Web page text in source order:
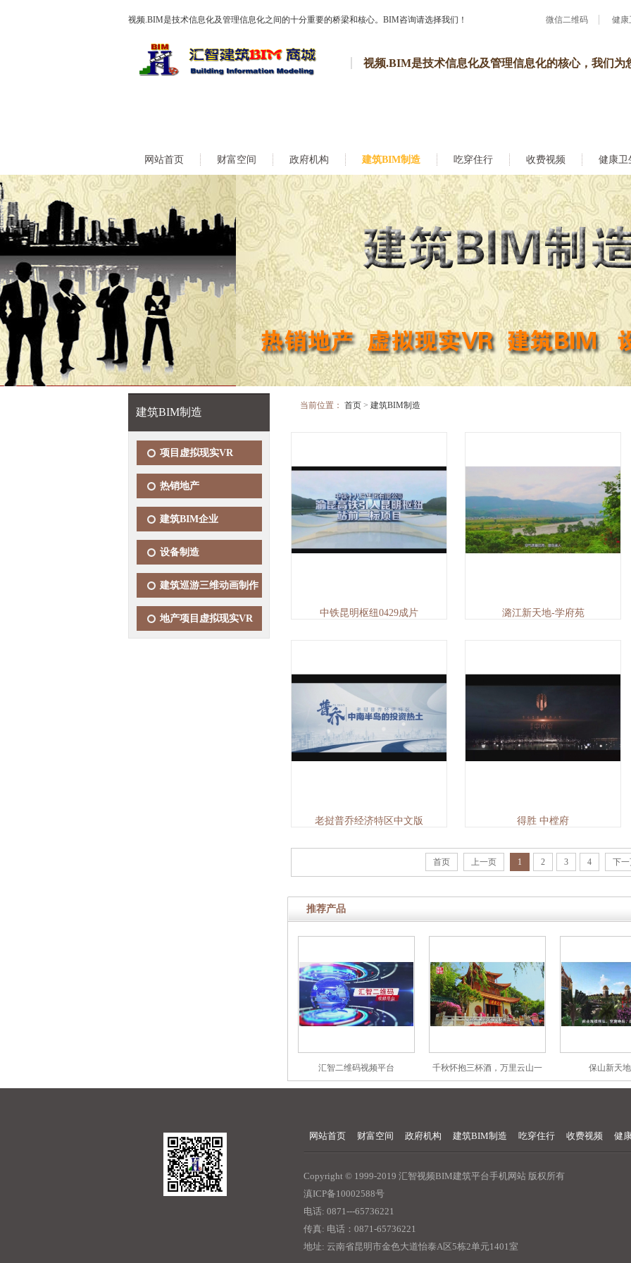
视频.BIM是技术信息化及管理信息化之间的十分重要的桥梁和核心。BIM咨询请选择我们！ 微信二维码 健康
视频.BIM是技术信息化及管理信息化的核心，我们为
网站首页 财富空间 政府机构 建筑BIM制造 吃穿住行 收费视频 健康卫
建筑BIM制造
项目虚拟现实VR
热销地产
建筑BIM企业
设备制造
建筑巡游三维动画制作
地产项目虚拟现实VR
当前位置： 首页 > 建筑BIM制造
中铁昆明枢纽0429成片 潞江新天地-学府苑
老挝普乔经济特区中文版 得胜 中樘府
首页 上一页 1 2 3 4 下
推荐产品
汇智二维码视频平台
千秋怀抱三杯酒，万里云山一
水楼---大观
保山新天
网站首页 财富空间 政府机构 建筑BIM制造 吃穿住行 收费视频 健
Copyright © 1999-2019 汇智视频BIM建筑平台手机网站 版权所有
滇ICP备10002588号
电话: 0871---65736221
传真: 电话：0871-65736221
地址: 云南省昆明市金色大道怡泰A区5栋2单元1401室